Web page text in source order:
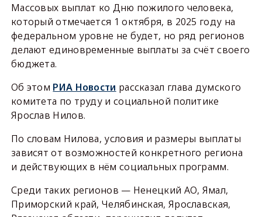
Массовых выплат ко Дню пожилого человека,
который отмечается 1 октября, в 2025 году на
федеральном уровне не будет, но ряд регионов
делают единовременные выплаты за счёт своего
бюджета.
Об этом РИА Новости рассказал глава думского
комитета по труду и социальной политике
Ярослав Нилов.
По словам Нилова, условия и размеры выплаты
зависят от возможностей конкретного региона
и действующих в нём социальных программ.
Среди таких регионов — Ненецкий АО, Ямал,
Приморский край, Челябинская, Ярославская,